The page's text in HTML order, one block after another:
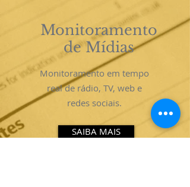
Monitoramento
de Mídias
Monitoramento em tempo
real de rádio, TV, web e
redes sociais.
SAIBA MAIS